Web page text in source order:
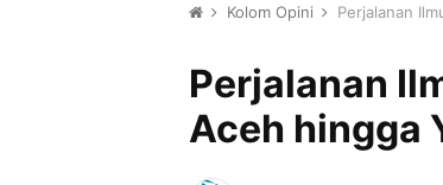
Kolom Opini Perjalanan
Perjalanan
Aceh hingga